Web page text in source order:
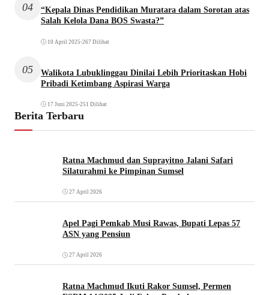
04
“Kepala Dinas Pendidikan Muratara dalam Sorotan atas
Salah Kelola Dana BOS Swasta?”
10 April 2025 •267 Dilihat
05
Walikota Lubuklinggau Dinilai Lebih Prioritaskan Hobi
Pribadi Ketimbang Aspirasi Warga
17 Juni 2025 •251 Dilihat
Berita Terbaru
Ratna Machmud dan Suprayitno Jalani Safari
Silaturahmi ke Pimpinan Sumsel
27 April 2026
Apel Pagi Pemkab Musi Rawas, Bupati Lepas 57
ASN yang Pensiun
27 April 2026
Ratna Machmud Ikuti Rakor Sumsel, Permen